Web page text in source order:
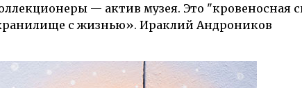
— актив музея. Это "кровеносная
с жизнью». Ираклий Андроников